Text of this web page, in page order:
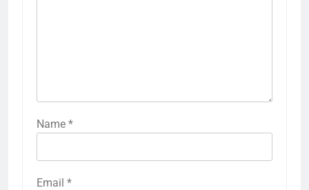
Name *
Email *